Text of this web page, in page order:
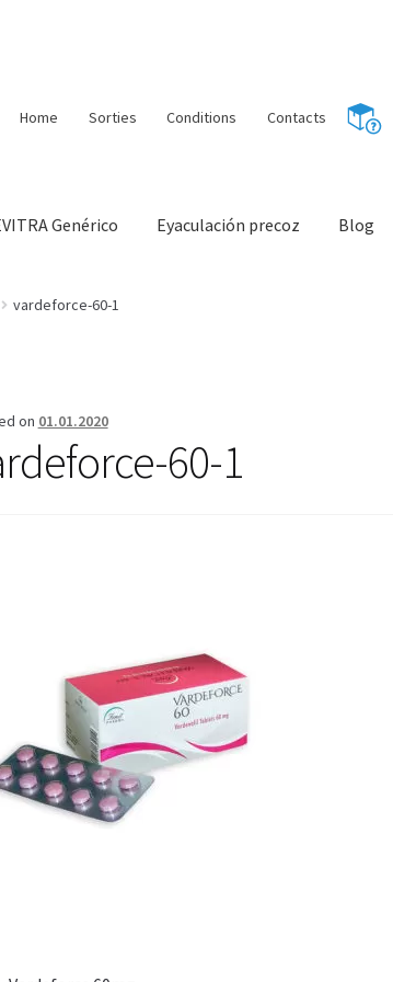
Home Sorties Conditions Contacts
Genérico Eyaculación precoz Blog
Solution bon marché
Modes de paiement
posées SortiesA propos de nous
vardeforce-60-1
on 01.01.2020
60-1